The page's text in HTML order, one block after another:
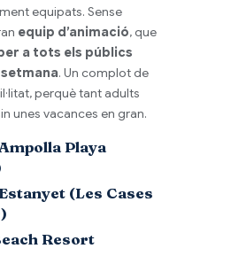
equipats. Sense
equip d’animació, que
a tots els públics
. Un complot de
perquè tant adults
unes vacances en gran.
Playa
(Les Cases
Resort